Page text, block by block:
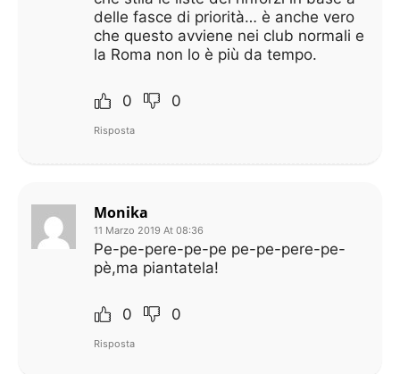
delle fasce di priorità… è anche vero
che questo avviene nei club normali e
la Roma non lo è più da tempo.
0 0
Risposta
Monika
11 Marzo 2019 At 08:36
Pe-pe-pere-pe-pe pe-pe-pere-pe-
pè,ma piantatela!
0 0
Risposta